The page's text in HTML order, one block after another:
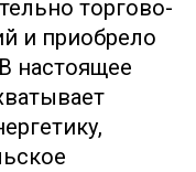
торгово-
и приобрело
настоящее